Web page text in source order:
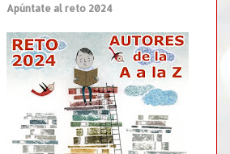
Apúntate al reto 2024